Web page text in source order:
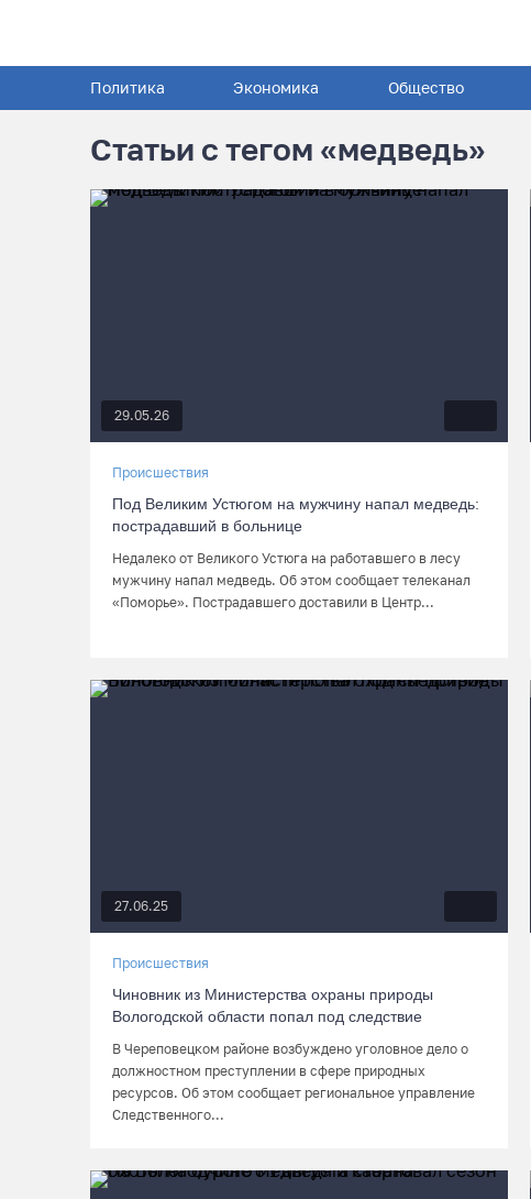
Политика Экономика Общество
Статьи с тегом «медведь»
29.05.26
Происшествия
Под Великим Устюгом на мужчину напал медведь:
пострадавший в больнице
Недалеко от Великого Устюга на работавшего в лесу
мужчину напал медведь. Об этом сообщает телеканал
«Поморье». Пострадавшего доставили в Центр...
27.06.25
Происшествия
Чиновник из Министерства охраны природы
Вологодской области попал под следствие
В Череповецком районе возбуждено уголовное дело о
должностном преступлении в сфере природных
ресурсов. Об этом сообщает региональное управление
Следственного...